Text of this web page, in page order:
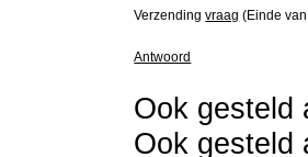
Verzendingvraag (Einde
Antwoord
Ook gesteld
Ook gesteld